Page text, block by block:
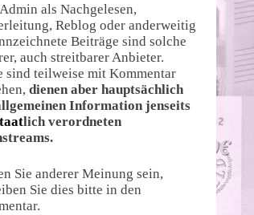
als Nachgelesen,
Reblog oder anderweitig
Beiträge sind solche
auch streitbarer Anbieter.
sind teilweise mit Kommentar
dienen aber hauptsächlich
Information jenseits
lich verordneten
Sie anderer Meinung sein,
Sie dies bitte in den